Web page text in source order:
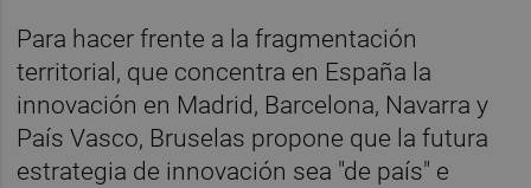
Para hacer frente a la fragmentación
territorial, que concentra en España la
innovación en Madrid, Barcelona, Navarra y
País Vasco, Bruselas propone que la futura
estrategia de innovación sea "de país" e